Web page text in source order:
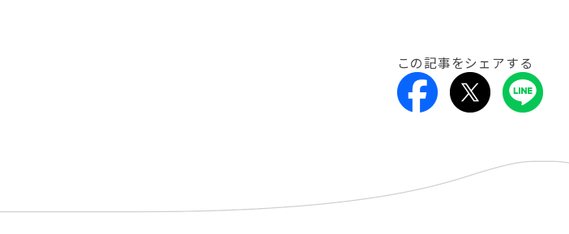
この記事をシェアする